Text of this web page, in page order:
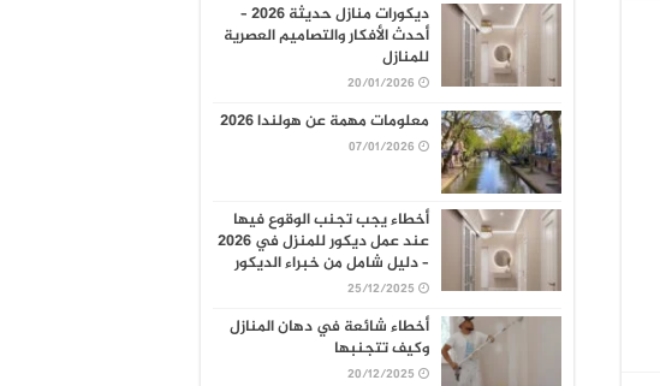
ديكورات منازل حديثة 2026 –
أحدث الأفكار والتصاميم العصرية
للمنازل
20/01/2026
معلومات مهمة عن هولندا 2026
07/01/2026
أخطاء يجب تجنب الوقوع فيها
عند عمل ديكور للمنزل في 2026
– دليل شامل من خبراء الديكور
25/12/2025
أخطاء شائعة في دهان المنازل
وكيف تتجنبها
20/12/2025